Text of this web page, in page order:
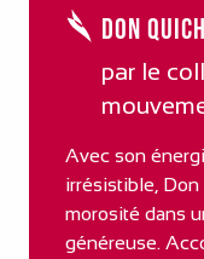
Don
par le
Avec son
irrésistible, Don
morosité dans
généreuse.